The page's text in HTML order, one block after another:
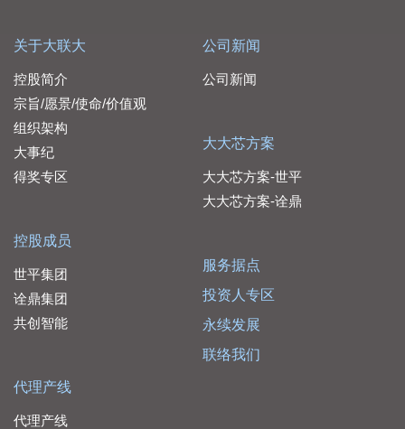
关于大联大
控股简介
宗旨/愿景/使命/价值观
组织架构
大事纪
得奖专区
控股成员
世平集团
诠鼎集团
共创智能
代理产线
代理产线
公司新闻
公司新闻
大大芯方案
大大芯方案-世平
大大芯方案-诠鼎
服务据点
投资人专区
永续发展
联络我们